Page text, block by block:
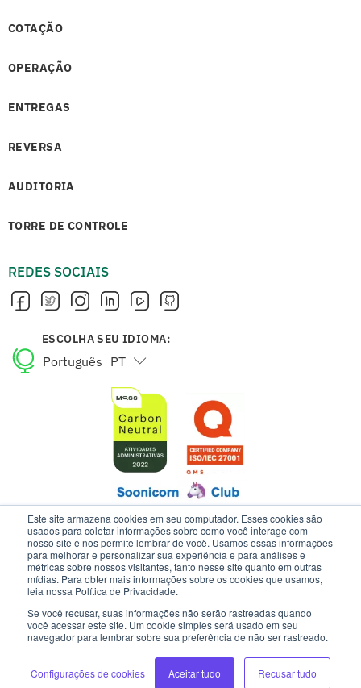
Este site armazena cookies em seu computador. Esses cookies são
usados para coletar informações sobre como você interage com
nosso site e nos permite lembrar de você. Usamos essas informações
para melhorar e personalizar sua experiência e para análises e
métricas sobre nossos visitantes, tanto nesse site quanto em outras
mídias. Para obter mais informações sobre os cookies que usamos,
leia nossa Política de Privacidade.
Se você recusar, suas informações não serão rastreadas quando
você acessar este site. Um cookie simples será usado em seu
navegador para lembrar sobre sua preferência de não ser rastreado.
Configurações de cookies Aceitar tudo Recusar tudo
COTAÇÃO
OPERAÇÃO
ENTREGAS
REVERSA
AUDITORIA
TORRE DE CONTROLE
REDES SOCIAIS
ESCOLHA SEU IDIOMA:
Português PT
English EN
ESTE SITE USA COOKIES E DADOS PESSOAIS DE ACORDO COM OS
NOSSOS TERMOS DE USO E AVISO DE PRIVACIDADE.
INTELIPOST | TODOS OS DIREITOS RESERVADOS
DESENVOLVIMENTO: